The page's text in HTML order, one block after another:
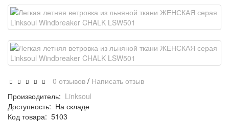
0 отзывов / Написать отзыв
Производитель: Linksoul
Доступность: На складе
Код товара: 5103